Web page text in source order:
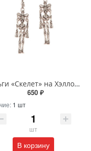
Серьги «Скелет» на Хэллоуин
650 ₽
1 шт
шт
В корзину